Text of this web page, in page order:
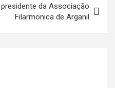
da Associação
Filarmonica de Arganil